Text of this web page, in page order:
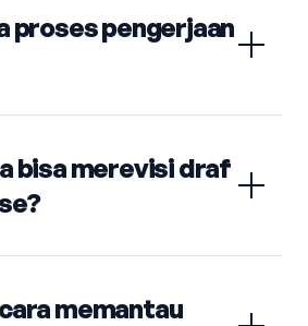
proses pengerjaan
bisa merevisi draf
memantau